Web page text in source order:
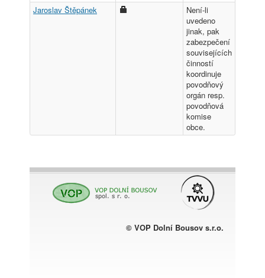
Jaroslav Štěpánek
Není-li
uvedeno
jinak, pak
zabezpečení
souvisejících
činností
koordinuje
povodňový
orgán resp.
povodňová
komise
obce.
© VOP Dolní Bousov s.r.o.